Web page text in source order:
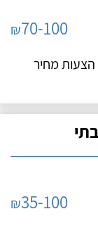
₪70-100
₪35-100